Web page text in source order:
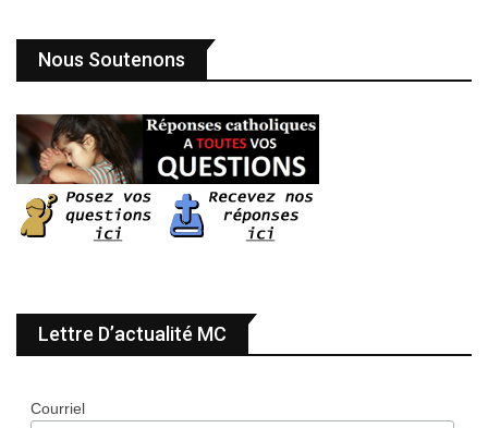
Nous Soutenons
Lettre D’actualité MC
Courriel